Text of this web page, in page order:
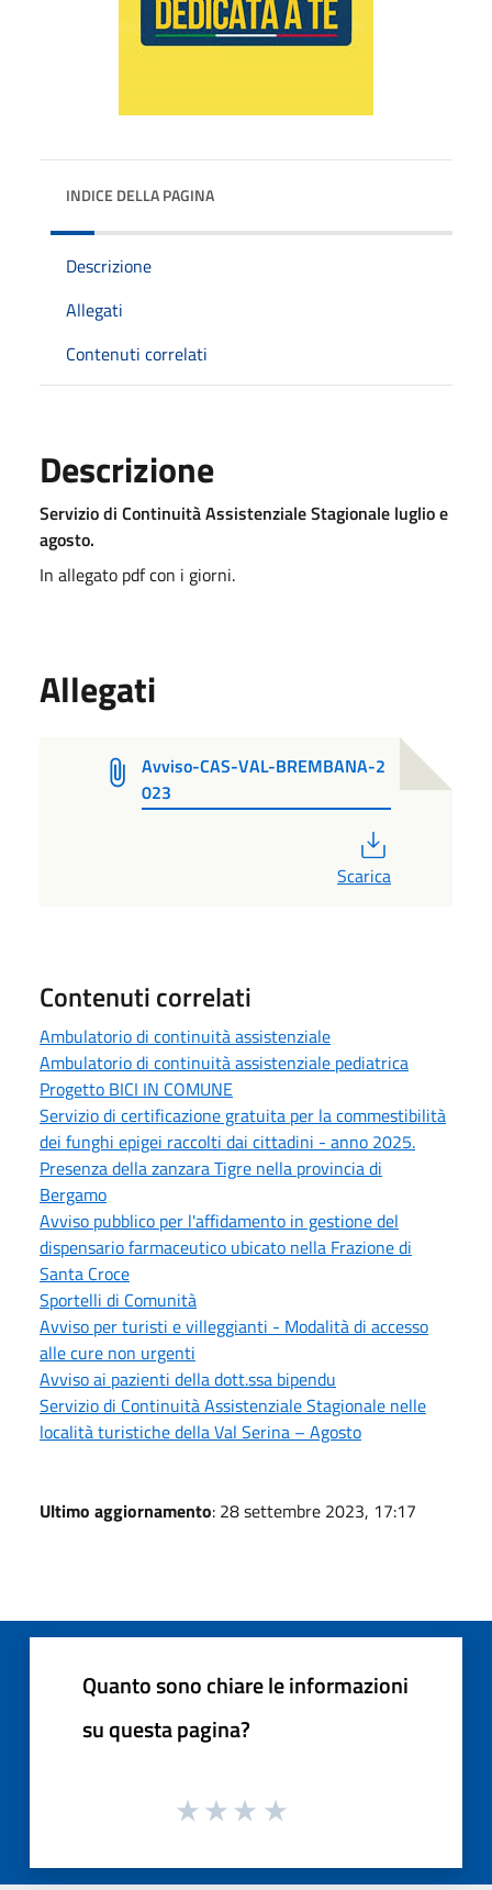
INDICE DELLA PAGINA
Descrizione
Allegati
Contenuti correlati
Descrizione
Servizio di Continuità Assistenziale Stagionale luglio e
agosto.
In allegato pdf con i giorni.
Allegati
Avviso-CAS-VAL-BREMBANA-2
023
Scarica
Contenuti correlati
Ambulatorio di continuità assistenziale
Ambulatorio di continuità assistenziale pediatrica
Progetto BICI IN COMUNE
Servizio di certificazione gratuita per la commestibilità
dei funghi epigei raccolti dai cittadini - anno 2025.
Presenza della zanzara Tigre nella provincia di
Bergamo
Avviso pubblico per l'affidamento in gestione del
dispensario farmaceutico ubicato nella Frazione di
Santa Croce
Sportelli di Comunità
Avviso per turisti e villeggianti - Modalità di accesso
alle cure non urgenti
Avviso ai pazienti della dott.ssa bipendu
Servizio di Continuità Assistenziale Stagionale nelle
località turistiche della Val Serina – Agosto
Ultimo aggiornamento: 28 settembre 2023, 17:17
Quanto sono chiare le informazioni
su questa pagina?